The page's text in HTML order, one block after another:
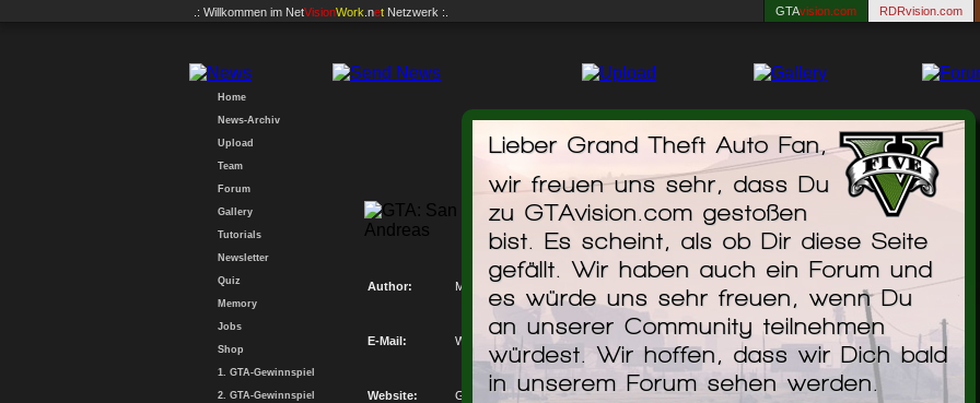
.: Willkommen im NetVisionWork .net Netzwerk :. GTAvision.com RDRvision.com
Lieber Grand Theft Auto Fan,
wir freuen uns sehr, dass Du
zu GTAvision.com gestoßen
bist. Es scheint, als ob Dir diese Seite
gefällt. Wir haben auch ein Forum und
es würde uns sehr freuen, wenn Du
an unserer Community teilnehmen
würdest. Wir hoffen, dass wir Dich bald
in unserem Forum sehen werden.
Home
News-Archiv
Upload
Team
Forum
Gallery
Tutorials
Newsletter
Quiz
Memory
Jobs
Shop
1. GTA-Gewinnspiel
2. GTA-Gewinnspiel
Bmw 1.35 Tuning
Author: Mehmet YÄ±lmaz-Arfy
E-Mail: Write me an E-Mail
Website: Go to my Website